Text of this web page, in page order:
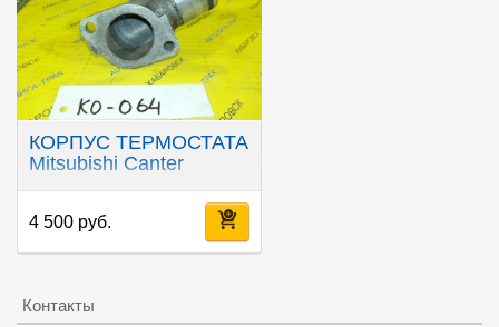
КОРПУС ТЕРМОСТАТА
Mitsubishi Canter
4 500 руб.
Контакты